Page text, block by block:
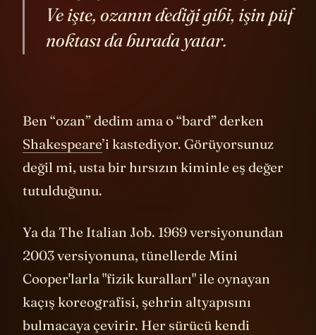
Geriye yalnızca “nasıl” kalıyor.
Ve işte, ozanın dediği gibi, işin püf
Ben “ozan” dedim ama o “bard” derken
Shakespeare’i kastediyor. Görüyorsunuz
değil mi, usta bir hırsızın kiminle eş değer
Ya da The Italian Job. 1969 versiyonundan
2003 versiyonuna, tünellerde Mini
Cooper'larla "fizik kuralları" ile oynayan
kaçış koreografisi, şehrin altyapısını